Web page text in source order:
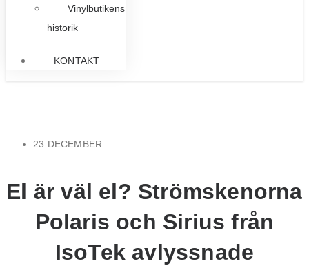
Vinylbutikens
historik
KONTAKT
23 DECEMBER
El är väl el? Strömskenorna
Polaris och Sirius från
IsoTek avlyssnade